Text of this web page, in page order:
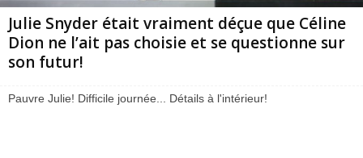
Julie Snyder était vraiment déçue que Céline
Dion ne l’ait pas choisie et se questionne sur
son futur!
Pauvre Julie! Difficile journée... Détails à l'intérieur!